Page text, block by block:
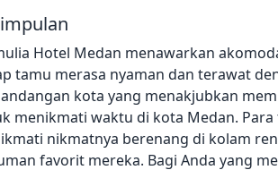
Hotel Medan menawarkan
tamu merasa nyaman dan terawat
kota yang menakjubkan
menikmati waktu di kota Medan.
nikmatnya berenang di kolam
favorit mereka. Bagi Anda yang